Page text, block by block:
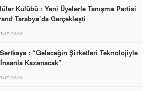
Kulübü : Yeni Üyelerle Tanışma Partisi
Tarabya’da Gerçekleşti
2026
: “Geleceğin Şirketleri Teknolojiyle
Kazanacak”
2026